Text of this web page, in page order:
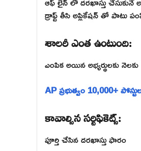
డ్రాఫ్ట్ తీసి అప్లికేషన్ తో పాటు
శాలరీ ఎంత ఉంటుంది:
ఎంపిక అయిన అభ్యర్థులకు
AP ప్రభుత్వం 10,000+
కావాల్సిన సర్టిఫికెట్స్:
పూర్తి చేసిన దరఖాస్తు ఫారం